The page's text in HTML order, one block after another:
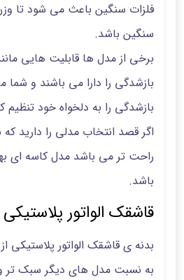
فلزات سنگین باعث می شود تا
سنگین باشد.
برخی از مدل ها قابلیت هایی
بازشدگی را دارا می باشند و شما
بازشدگی را به دلخواه خود تنظیم
اگر قصد انتخاب مدلی را دارید
راحت تر می باشد مدل کاسه ای
باشد.
قاشقک الواتور پلاستیکی
بدنه ی قاشقک الواتور پلاستیکی
به نسبت مدل های دیگر سبک